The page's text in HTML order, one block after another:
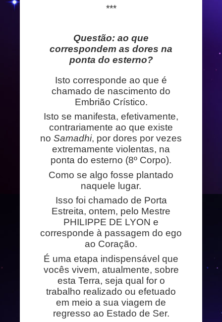
***
Questão: ao que
correspondem as dores na
ponta do esterno?
Isto corresponde ao que é
chamado de nascimento do
Embrião Crístico.
Isto se manifesta, efetivamente,
contrariamente ao que existe
no Samadhi, por dores por vezes
extremamente violentas, na
ponta do esterno (8º Corpo).
Como se algo fosse plantado
naquele lugar.
Isso foi chamado de Porta
Estreita, ontem, pelo Mestre
PHILIPPE DE LYON e
corresponde à passagem do ego
ao Coração.
É uma etapa indispensável que
vocês vivem, atualmente, sobre
esta Terra, seja qual for o
trabalho realizado ou efetuado
em meio a sua viagem de
regresso ao Estado de Ser.